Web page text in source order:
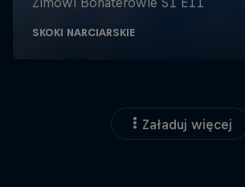
Załaduj więcej